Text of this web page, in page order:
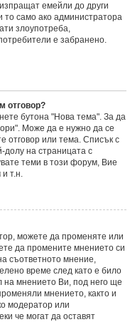
емейли до други
само ако администратора
злоупотреба,
е забранено.
отговор?
бутона "Нова тема". За да
Може да е нужно да се
отговор или тема. Списък с
на страницата с
теми в този форум, Вие
т.н.
можете да променяте или
да промените мнението си
съответното мнение,
време след като е било
на мнението Ви, под него ще
мнението, както и
модератор или
че могат да оставят